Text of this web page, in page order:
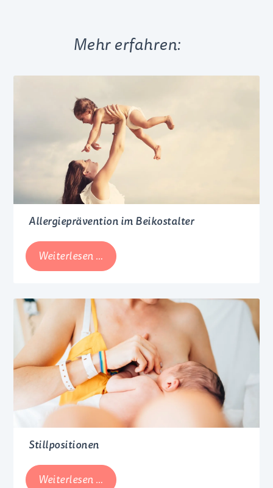
Mehr erfahren:
Allergieprävention im Beikostalter
Weiterlesen … Allergieprävention
im
Stillpositionen
Weiterlesen … Stillpositionen